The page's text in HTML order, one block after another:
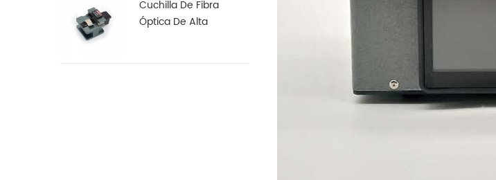
Cuchilla De Fibra
Óptica De Alta